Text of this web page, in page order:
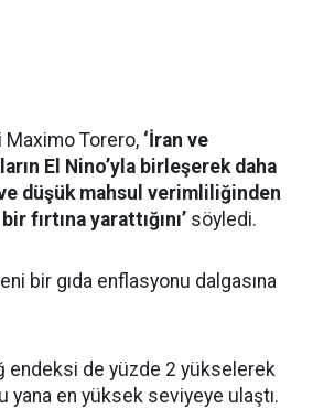
Maximo Torero, ‘İran ve
El Nino’yla birleşerek daha
düşük mahsul verimliliğinden
fırtına yarattığını’ söyledi.
bir gıda enflasyonu dalgasına
endeksi de yüzde 2 yükselerek
yana en yüksek seviyeye ulaştı.